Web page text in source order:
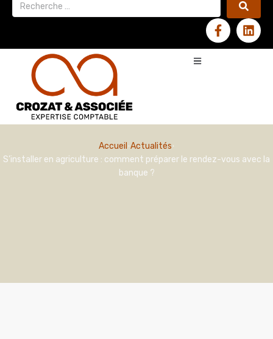
Accueil Actualités
S’installer en agriculture : comment préparer le rendez-vous avec la
banque ?